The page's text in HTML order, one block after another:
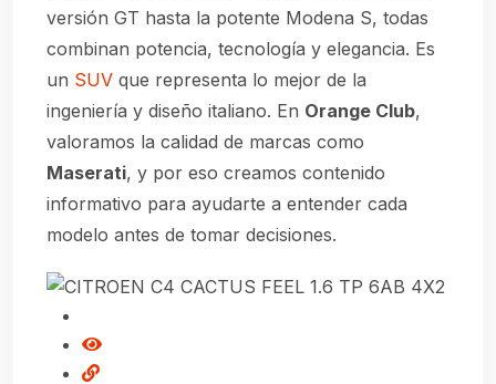
versión GT hasta la potente Modena S, todas
combinan potencia, tecnología y elegancia. Es
un SUV que representa lo mejor de la
ingeniería y diseño italiano. En Orange Club,
valoramos la calidad de marcas como
Maserati, y por eso creamos contenido
informativo para ayudarte a entender cada
modelo antes de tomar decisiones.